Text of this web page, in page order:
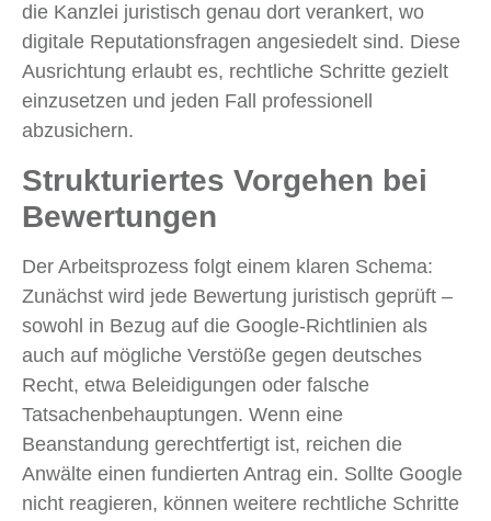
die Kanzlei juristisch genau dort verankert, wo
digitale Reputationsfragen angesiedelt sind. Diese
Ausrichtung erlaubt es, rechtliche Schritte gezielt
einzusetzen und jeden Fall professionell
abzusichern.
Strukturiertes Vorgehen bei
Bewertungen
Der Arbeitsprozess folgt einem klaren Schema:
Zunächst wird jede Bewertung juristisch geprüft –
sowohl in Bezug auf die Google-Richtlinien als
auch auf mögliche Verstöße gegen deutsches
Recht, etwa Beleidigungen oder falsche
Tatsachenbehauptungen. Wenn eine
Beanstandung gerechtfertigt ist, reichen die
Anwälte einen fundierten Antrag ein. Sollte Google
nicht reagieren, können weitere rechtliche Schritte